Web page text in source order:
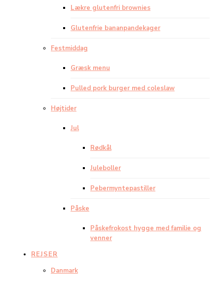
Lækre glutenfri brownies
Glutenfrie bananpandekager
Festmiddag
Græsk menu
Pulled pork burger med coleslaw
Højtider
Jul
Rødkål
Juleboller
Pebermyntepastiller
Påske
Påskefrokost hygge med familie og
venner
REJSER
Danmark